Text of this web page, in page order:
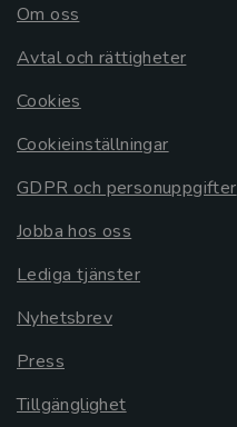
Om oss
Avtal och rättigheter
Cookies
Cookieinställningar
GDPR och personuppgifter
Jobba hos oss
Lediga tjänster
Nyhetsbrev
Press
Tillgänglighet